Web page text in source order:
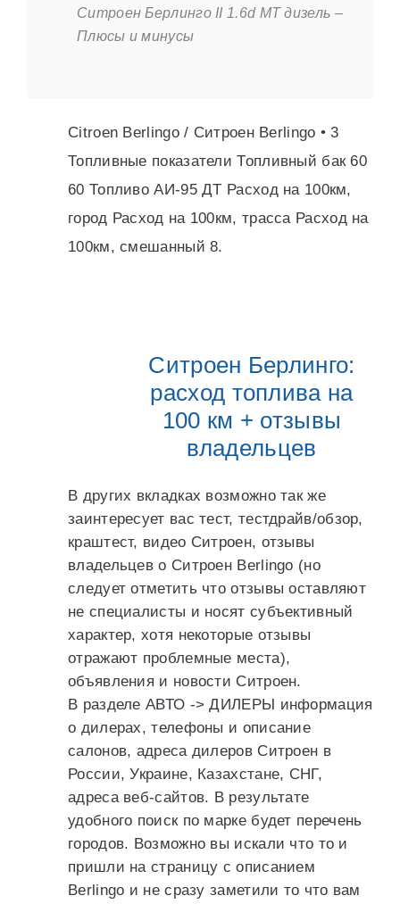
Ситроен Берлинго II 1.6d МТ дизель –
Плюсы и минусы
Citroen Berlingo / Ситроен Berlingo • 3
Топливные показатели Топливный бак 60
60 Топливо АИ-95 ДТ Расход на 100км,
город Расход на 100км, трасса Расход на
100км, смешанный 8.
Ситроен Берлинго:
расход топлива на
100 км + отзывы
владельцев
В других вкладках возможно так же
заинтересует вас тест, тестдрайв/обзор,
краштест, видео Ситроен, отзывы
владельцев о Ситроен Berlingo (но
следует отметить что отзывы оставляют
не специалисты и носят субъективный
характер, хотя некоторые отзывы
отражают проблемные места),
объявления и новости Ситроен.
В разделе АВТО -> ДИЛЕРЫ информация
о дилерах, телефоны и описание
салонов, адреса дилеров Ситроен в
России, Украине, Казахстане, СНГ,
адреса веб-сайтов. В результате
удобного поиск по марке будет перечень
городов. Возможно вы искали что то и
пришли на страницу с описанием
Berlingo и не сразу заметили то что вам